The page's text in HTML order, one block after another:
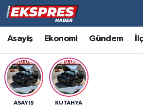
Asayiş Ekonomi Gündem
ASAYIŞ KÜTAHYA
Altıntaş
Asayiş
Aslanapa
Hava Durumu
Trafik Durumu
Süper Lig Puan Durumu ve